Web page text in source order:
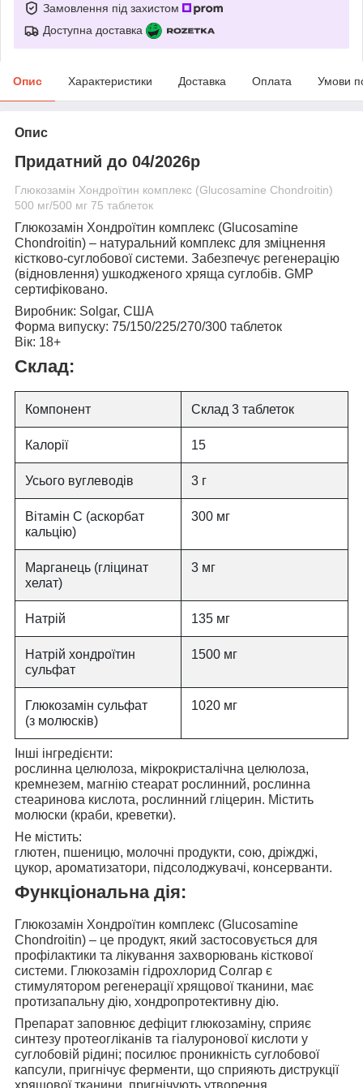
Замовлення під захистом
Доступна доставка
Опис Характеристики Доставка Оплата Умови
Опис
Придатний до 04/2026р
Глюкозамін Хондроїтин комплекс (Glucosamine Chondroitin)
500 мг/500 мг 75 таблеток
Глюкозамін Хондроїтин комплекс (Glucosamine
Chondroitin) – натуральний комплекс для зміцнення
кістково-суглобової системи. Забезпечує регенерацію
(відновлення) ушкодженого хряща суглобів. GMP
сертифіковано.
Виробник: Solgar, США
Форма випуску: 75/150/225/270/300 таблеток
Вік: 18+
Склад:
Компонент Склад 3 таблеток
Калорії 15
Усього вуглеводів 3 г
Вітамін С (аскорбат
кальцію)
300 мг
Марганець (гліцинат
хелат)
3 мг
Натрій 135 мг
Натрій хондроїтин
сульфат
1500 мг
Глюкозамін сульфат
(з молюсків)
1020 мг
Інші інгредієнти:
рослинна целюлоза, мікрокристалічна целюлоза,
кремнезем, магнію стеарат рослинний, рослинна
стеаринова кислота, рослинний гліцерин. Містить
молюски (краби, креветки).
Не містить:
глютен, пшеницю, молочні продукти, сою, дріжджі,
цукор, ароматизатори, підсолоджувачі, консерванти.
Функціональна дія:
Глюкозамін Хондроїтин комплекс (Glucosamine
Chondroitin) – це продукт, який застосовується для
профілактики та лікування захворювань кісткової
системи. Глюкозамін гідрохлорид Солгар є
стимулятором регенерації хрящової тканини, має
протизапальну дію, хондропротективну дію.
Препарат заповнює дефіцит глюкозаміну, сприяє
синтезу протеогліканів та гіалуронової кислоти у
суглобовій рідині; посилює проникність суглобової
капсули, пригнічує ферменти, що сприяють диструкції